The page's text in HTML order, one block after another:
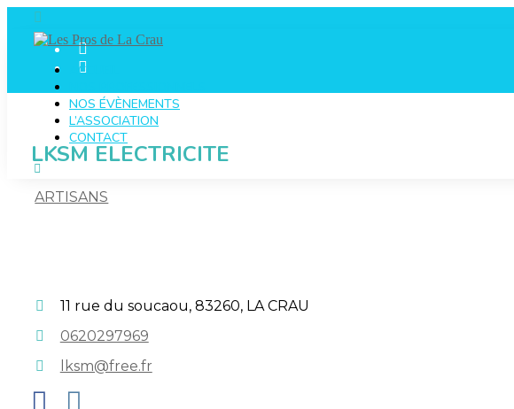
content
ACCUEIL
NOS ÉVÈNEMENTS
L’ASSOCIATION
CONTACT
LKSM ELECTRICITE
ARTISANS
11 rue du soucaou, 83260, LA CRAU
0620297969
lksm@free.fr